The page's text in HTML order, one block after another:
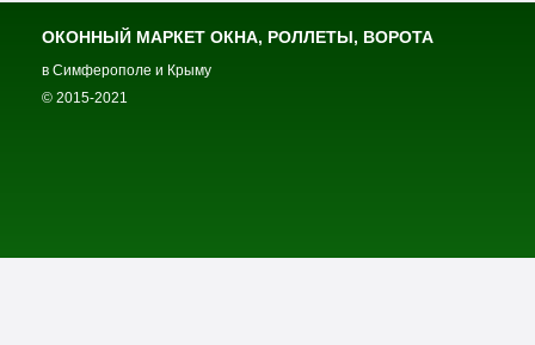
ОКОННЫЙ МАРКЕТ ОКНА, РОЛЛЕТЫ, ВОРОТА
в Симферополе и Крыму
© 2015-2021